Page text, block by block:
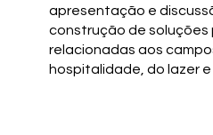
apresentação e
construção de
relacionadas aos
hospitalidade, do lazer